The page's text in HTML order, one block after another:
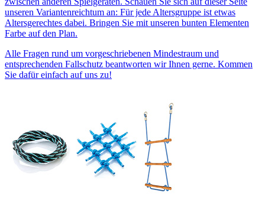
unseren Variantenreichtum an: Für jede Altersgruppe ist etwas
Altersgerechtes dabei. Bringen Sie mit unseren bunten Elementen
Farbe auf den Plan.
Alle Fragen rund um vorgeschriebenen Mindestraum und
entsprechenden Fallschutz beantworten wir Ihnen gerne. Kommen
Sie dafür einfach auf uns zu!